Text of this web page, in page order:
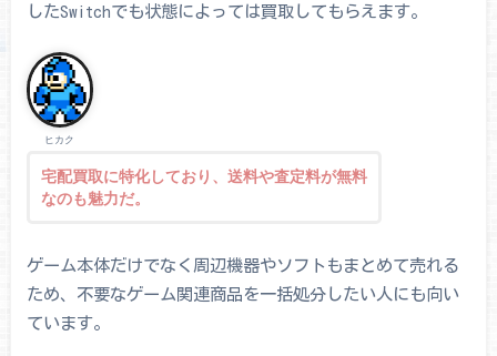
したSwitchでも状態によっては買取してもらえます。
ヒカク
宅配買取に特化しており、送料や査定料が無料
なのも魅力だ。
ゲーム本体だけでなく周辺機器やソフトもまとめて売れる
ため、不要なゲーム関連商品を一括処分したい人にも向い
ています。